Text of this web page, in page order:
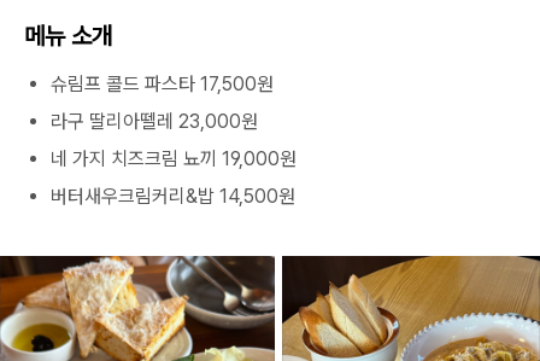
메뉴 소개
슈림프 콜드 파스타 17,500원
라구 딸리아뗄레 23,000원
네 가지 치즈크림 뇨끼 19,000원
버터새우크림커리&밥 14,500원